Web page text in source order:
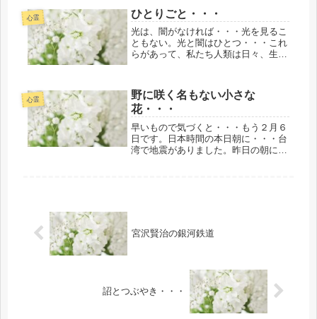
にしているのです。春分の日に、世界
のいくつかの遺跡関連等に1年に1度だ
け光...
心霊 ひとりごと・・・
光は、闇がなければ・・・光を見るこ
ともない。光と闇はひとつ・・・これ
らがあって、私たち人類は日々、生ま
化を大いなる計画の基で誰もがしてい
る・・・。他者を赦す。もちろん、自
分...
心霊
野に咲く名もない小さな
花・・・
早いもので気づくと・・・もう２月６
日です。日本時間の本日朝に・・・台
湾で地震がありました。昨日の朝には
宮沢賢治の銀河鉄道
詔とつぶやき・・・